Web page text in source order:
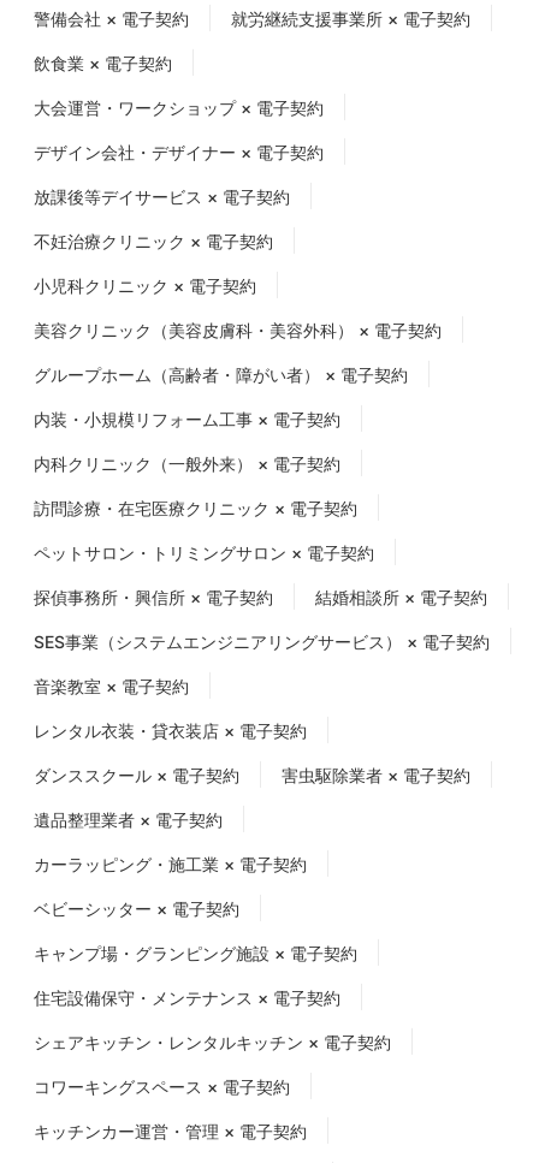
警備会社 × 電子契約 就労継続支援事業所 × 電子契約
飲食業 × 電子契約
大会運営・ワークショップ × 電子契約
デザイン会社・デザイナー × 電子契約
放課後等デイサービス × 電子契約
不妊治療クリニック × 電子契約
小児科クリニック × 電子契約
美容クリニック（美容皮膚科・美容外科） × 電子契約
グループホーム（高齢者・障がい者） × 電子契約
内装・小規模リフォーム工事 × 電子契約
内科クリニック（一般外来） × 電子契約
訪問診療・在宅医療クリニック × 電子契約
ペットサロン・トリミングサロン × 電子契約
探偵事務所・興信所 × 電子契約 結婚相談所 × 電子契約
SES事業（システムエンジニアリングサービス） × 電子契約
音楽教室 × 電子契約
レンタル衣装・貸衣装店 × 電子契約
ダンススクール × 電子契約 害虫駆除業者 × 電子契約
遺品整理業者 × 電子契約
カーラッピング・施工業 × 電子契約
ベビーシッター × 電子契約
キャンプ場・グランピング施設 × 電子契約
住宅設備保守・メンテナンス × 電子契約
シェアキッチン・レンタルキッチン × 電子契約
コワーキングスペース × 電子契約
キッチンカー運営・管理 × 電子契約